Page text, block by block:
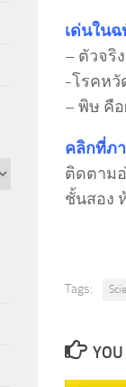
เด่นในฉ
– ตัวจริ
-โรคหวั
– พิษ คื
คลิกที่ภ
ติดตาม
ชั้นสอง
Tags: